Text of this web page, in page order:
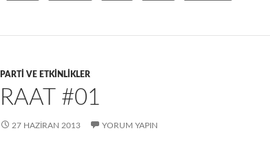
o
o
PARTI VE ETKINLIKLER
RAAT #01
27 HAZIRAN 2013 YORUM YAPIN